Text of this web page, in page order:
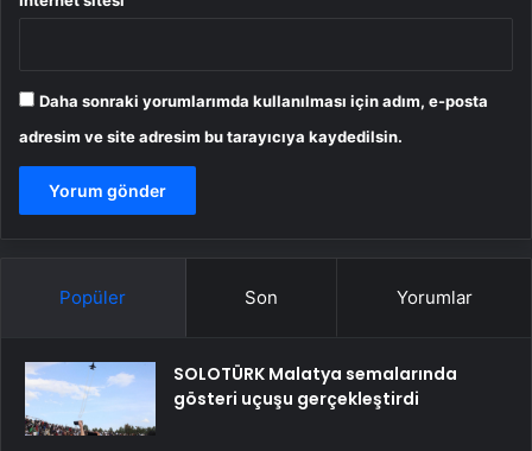
Daha sonraki yorumlarımda kullanılması için adım, e-posta
adresim ve site adresim bu tarayıcıya kaydedilsin.
Popüler Son Yorumlar
SOLOTÜRK Malatya semalarında
gösteri uçuşu gerçekleştirdi